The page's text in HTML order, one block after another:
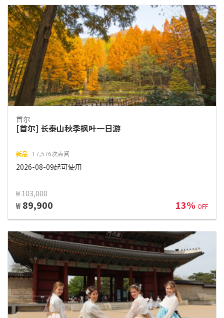
首尔
[首尔] 长泰山秋季枫叶一日游
新品 17,576次点阅
2026-08-09起可使用
₩ 103,000
₩ 89,900 13% OFF